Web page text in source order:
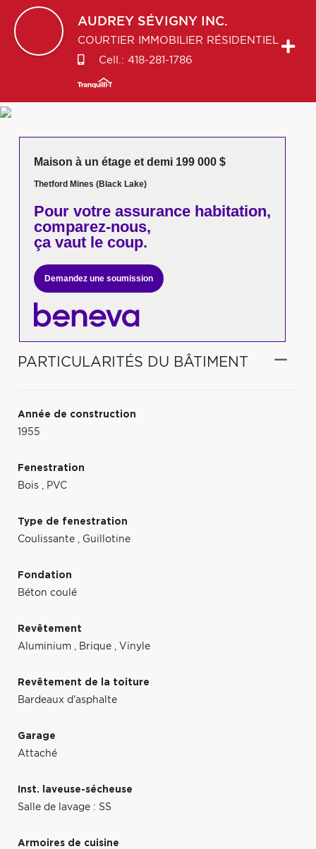
AUDREY SÉVIGNY INC.
COURTIER IMMOBILIER RÉSIDENTIEL
Cell.: 418-281-1786
Maison à un étage et demi 199 000 $
Thetford Mines (Black Lake)
Pour votreassurance habitation,
comparez-nous,
ça vaut le coup.
Demandez une soumission
PARTICULARITÉS DU BÂTIMENT
Année de construction
1955
Fenestration
Bois , PVC
Type de fenestration
Coulissante , Guillotine
Fondation
Béton coulé
Revêtement
Aluminium , Brique , Vinyle
Revêtement de la toiture
Bardeaux d'asphalte
Garage
Attaché
Inst. laveuse-sécheuse
Salle de lavage : SS
Armoires de cuisine